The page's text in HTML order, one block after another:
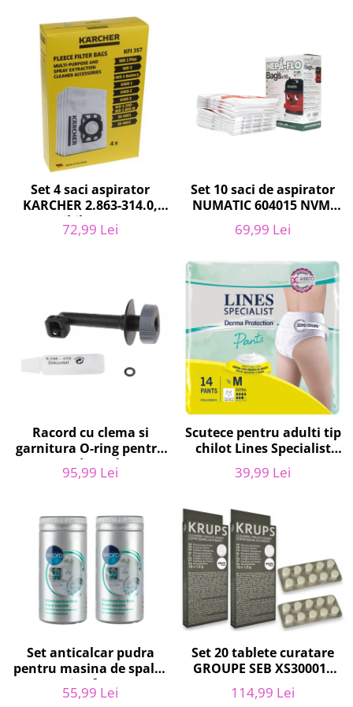
Decoratiuni
Gradinarit
Hobby-uri creative
Iluminat & Electrice
Jaluzele
Kit-uri automatizari porti si usi
Mobila dormitor
Mobila gradina & terasa
Mobila Living & Dining
Organizare si depozitare
Silicon, spume si solutii tehnice
Sisteme Incalzire
Textile si covoare
Uscatoare rufe
Accesorii tablete
Laptopuri si Accesorii
Telefoane Mobile & accesorii
Electrocasnice & Climatizare
Accesorii si piese masini spalat
rufe si uscatoare
Accesorii si piese masini spalat
Aparate Frigorifice
Aragaze si cuptoare cu microunde
Climatizare & sisteme de incalzire
Electrocasnice pentru Bucatarie
Set 4 saci aspirator
KARCHER 2.863-314.0,
compatibil cu WD, KWD,
SE
72,99 Lei
Set 10 saci de aspirator
NUMATIC 604015 NVM-
1CH, 9L
69,99 Lei
Racord cu clema si
garnitura O-ring pentru
aparat de spalat cu
presiune, KARCHER
95,99 Lei
Scutece pentru adulti tip
chilot Lines Specialist
Derma Protection Extra,
7 picaturi, marimea M,
39,99 Lei
Set anticalcar pudra
pentru masina de spalat
vase si rufe, WPRO
484000008416, 2 x 250g
55,99 Lei
Set 20 tablete curatare
GROUPE SEB XS300010
pentru espressoare
Krups (2x10 tablete)
114,99 Lei